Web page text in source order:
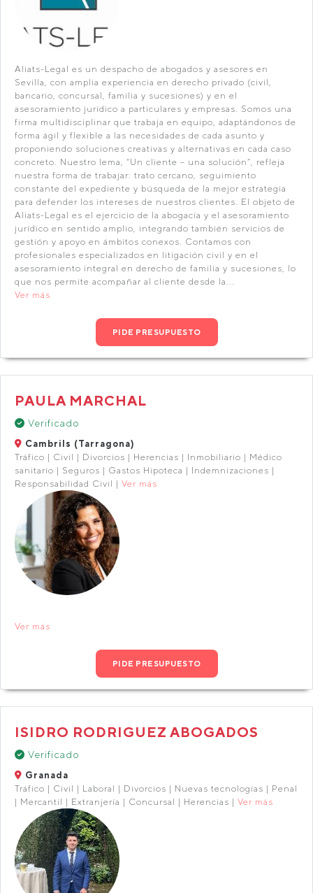
Aliats-Legal es un despacho de abogados y asesores en
Sevilla, con amplia experiencia en derecho privado (civil,
bancario, concursal, familia y sucesiones) y en el
asesoramiento jurídico a particulares y empresas. Somos una
firma multidisciplinar que trabaja en equipo, adaptándonos de
forma ágil y flexible a las necesidades de cada asunto y
proponiendo soluciones creativas y alternativas en cada caso
concreto. Nuestro lema, “Un cliente – una solución”, refleja
nuestra forma de trabajar: trato cercano, seguimiento
constante del expediente y búsqueda de la mejor estrategia
para defender los intereses de nuestros clientes. El objeto de
Aliats-Legal es el ejercicio de la abogacía y el asesoramiento
jurídico en sentido amplio, integrando también servicios de
gestión y apoyo en ámbitos conexos. Contamos con
profesionales especializados en litigación civil y en el
asesoramiento integral en derecho de familia y sucesiones, lo
que nos permite acompañar al cliente desde la...
Ver más
PIDE PRESUPUESTO
PAULA MARCHAL
Verificado
Cambrils (Tarragona)
Tráfico | Civil | Divorcios | Herencias | Inmobiliario | Médico
sanitario | Seguros | Gastos Hipoteca | Indemnizaciones |
Responsabilidad Civil | Ver más
Ver más
PIDE PRESUPUESTO
ISIDRO RODRIGUEZ ABOGADOS
Verificado
Granada
Tráfico | Civil | Laboral | Divorcios | Nuevas tecnologías | Penal
| Mercantil | Extranjería | Concursal | Herencias | Ver más